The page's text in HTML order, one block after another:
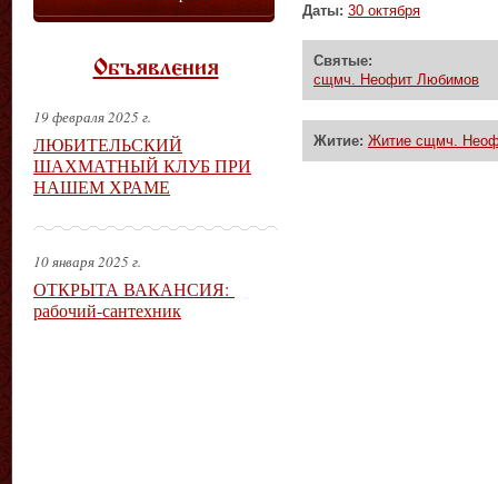
Даты: 30 октября
Святые:
сщмч. Неофит Любимов
Житие: Житие сщмч.
Объявления
19 февраля 2025 г.
ЛЮБИТЕЛЬСКИЙ
ШАХМАТНЫЙ КЛУБ ПРИ
НАШЕМ ХРАМЕ
10 января 2025 г.
ОТКРЫТА ВАКАНСИЯ:
рабочий-сантехник